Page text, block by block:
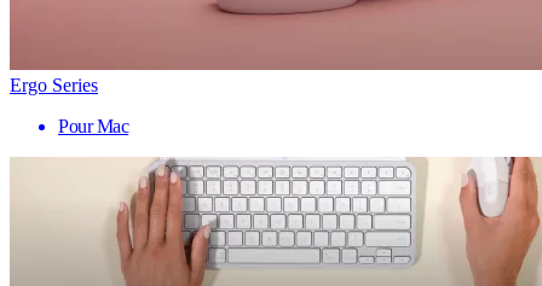
Ergo Series
Pour Mac